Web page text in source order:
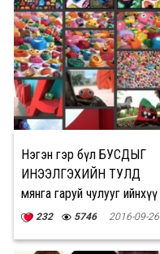
Нэгэн гэр бүл БУСДЫГ
ИНЭЭЛГЭХИЙН ТУЛД
мянга гаруй чулууг ийнхүү
буджээ
232 5746 2016-09-26